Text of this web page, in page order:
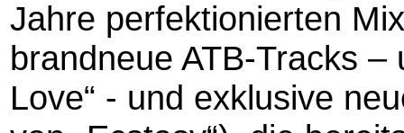
Jahre perfektionierten
brandneue ATB-Tracks –
Love“ - und exklusive